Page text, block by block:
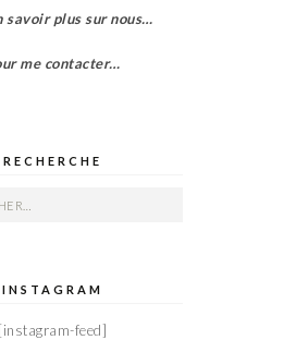
savoir plus sur nous…
me contacter…
RECHERCHE
INSTAGRAM
[instagram-feed]